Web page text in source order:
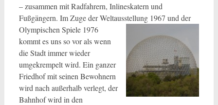
– zusammen mit Radfahrern, Inlineskatern und
Fußgängern. Im Zuge der Weltausstellung 1967 und der
Olympischen Spiele 1976
kommt es uns so vor als wenn
die Stadt immer wieder
umgekrempelt wird. Ein ganzer
Friedhof mit seinen Bewohnern
wird nach außerhalb verlegt, der
Bahnhof wird in den